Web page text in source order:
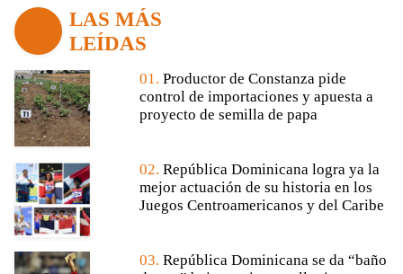
LAS MÁS
LEÍDAS
01. Productor de Constanza pide
control de importaciones y apuesta a
proyecto de semilla de papa
02. República Dominicana logra ya la
mejor actuación de su historia en los
Juegos Centroamericanos y del Caribe
03. República Dominicana se da “baño